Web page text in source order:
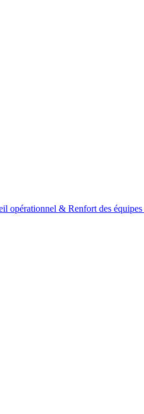
opérationnel & Renfort des équipes